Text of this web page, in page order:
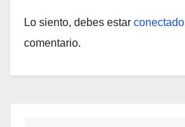
Lo siento, debes estar conectado
comentario.